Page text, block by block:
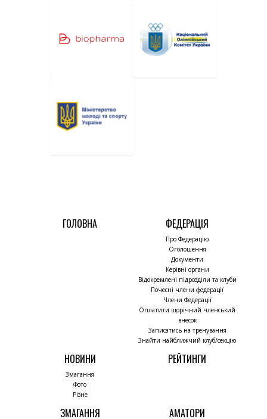
ГОЛОВНА ФЕДЕРАЦІЯ
Про Федерацію
Оголошення
Документи
Керівні органи
Відокремлені підрозділи та клуби
Почесні члени федерації
Члени Федерації
Оплатити щорічний членський
внесок
Записатись на тренування
Знайти найближчий клуб/секцію
НОВИНИ
Змагання
Фото
Різне
РЕЙТИНГИ
ЗМАГАННЯ АМАТОРИ